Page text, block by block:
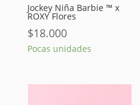
Jockey Niña Barbie ™ x
ROXY Flores
$18.000
Pocas unidades